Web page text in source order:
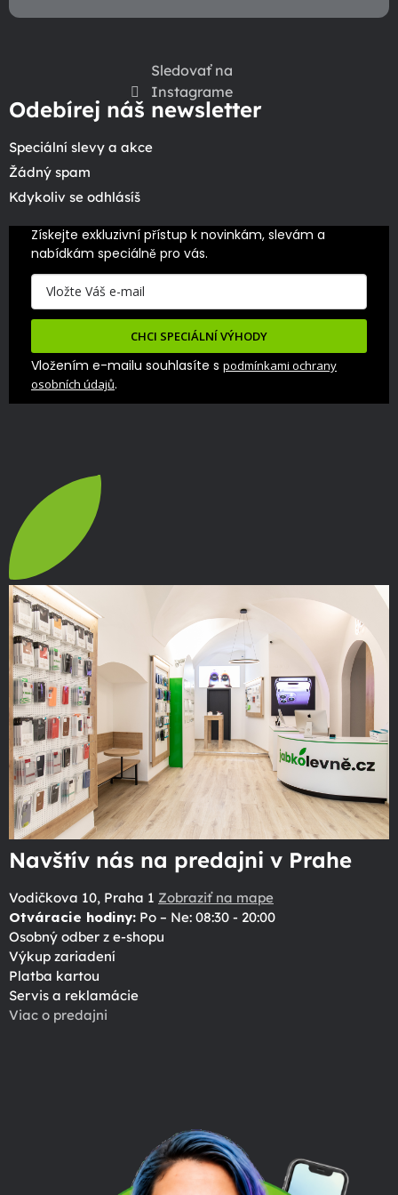
Sledovať na
Instagrame
Odebírej náš newsletter
Speciální slevy a akce
Žádný spam
Kdykoliv se odhlásíš
Získejte exkluzivní přístup k novinkám, slevám a
nabídkám speciálně pro vás.
CHCI SPECIÁLNÍ VÝHODY
Vložením e-mailu souhlasíte s podmínkami ochrany
osobních údajů.
Navštív nás na predajni v Prahe
Vodičkova 10, Praha 1 Zobraziť na mape
Otváracie hodiny: Po – Ne: 08:30 - 20:00
Osobný odber z e-shopu
Výkup zariadení
Platba kartou
Servis a reklamácie
Viac o predajni